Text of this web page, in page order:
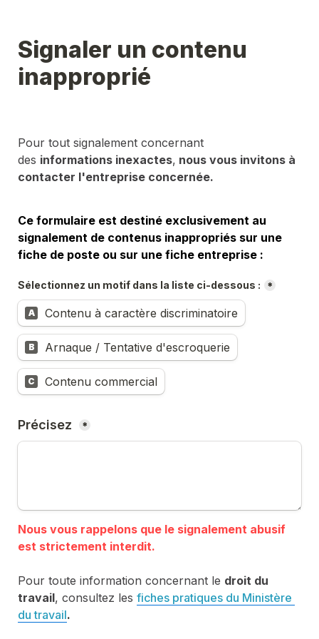
Signaler un contenu
inapproprié
Pour tout signalement concernant
des informations inexactes, nous vous invitons à
contacter l'entreprise concernée.
Ce formulaire est destiné exclusivement au
signalement de contenus inappropriés sur une
fiche de poste ou sur une fiche entreprise :
Sélectionnez un motif dans la liste ci-dessous : *
A Contenu à caractère discriminatoire
B Arnaque / Tentative d'escroquerie
C Contenu commercial
Précisez *
Nous vous rappelons que le signalement abusif
Pour toute information concernant le droit du
travail, consultez les fiches pratiques du Ministère
du travail